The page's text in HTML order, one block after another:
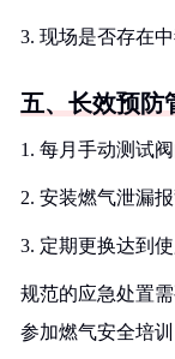
3. 现场是否存在
五、长效预防
1. 每月手动测试
2. 安装燃气泄漏
3. 定期更换达到
规范的应急处置
参加燃气安全培